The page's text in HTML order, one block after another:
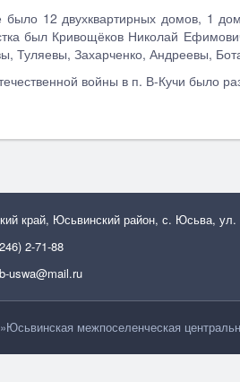
12 двухквартирных домов, 1
был Кривощёков Николай
Туляевы, Захарченко, Андреевы,
войны в п. В-Кучи было
край, Юсьвинский район, с. Юсьва, ул.
2-71-88
uswa@mail.ru
межпоселенческая